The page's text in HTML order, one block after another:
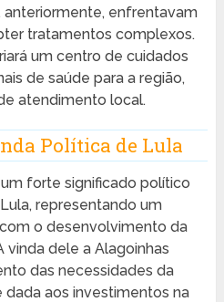
enfrentavam
tratamentos complexos.
um centro de cuidados
de saúde para a região,
atendimento local.
Política de Lula
forte significado político
representando um
o desenvolvimento da
vinda dele a Alagoinhas
das necessidades da
aos investimentos na